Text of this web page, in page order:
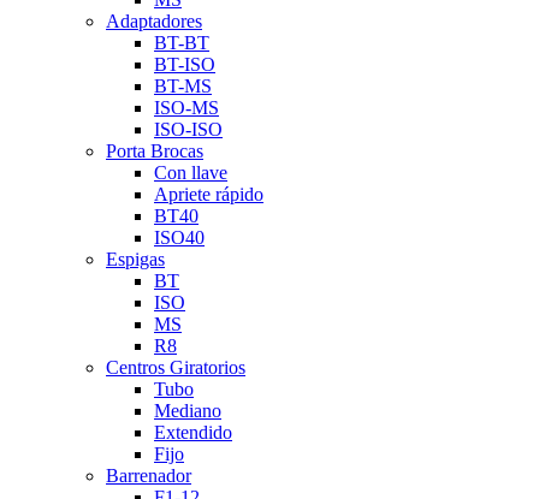
Adaptadores
BT-BT
BT-ISO
BT-MS
ISO-MS
ISO-ISO
Porta Brocas
Con llave
Apriete rápido
BT40
ISO40
Espigas
BT
ISO
MS
R8
Centros Giratorios
Tubo
Mediano
Extendido
Fijo
Barrenador